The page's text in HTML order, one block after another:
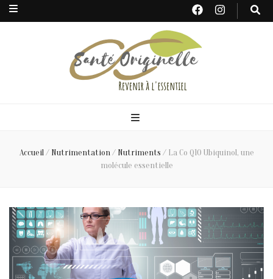
Santé
Originelle
Accueil / Nutrimentation/ Nutriments / La Co Q10 Ubiquinol, une
molécule essentielle